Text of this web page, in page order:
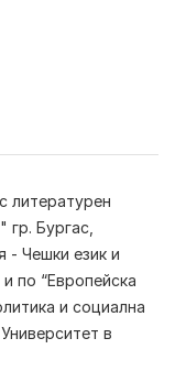
литературен
Бургас,
- Чешки език и
по “Европейска
и социална
в